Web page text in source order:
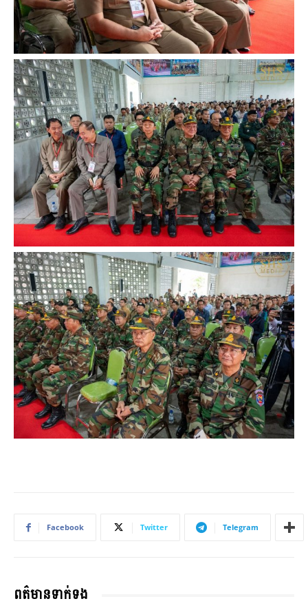
Facebook Twitter Telegram
ពត៌មានទាក់ទង